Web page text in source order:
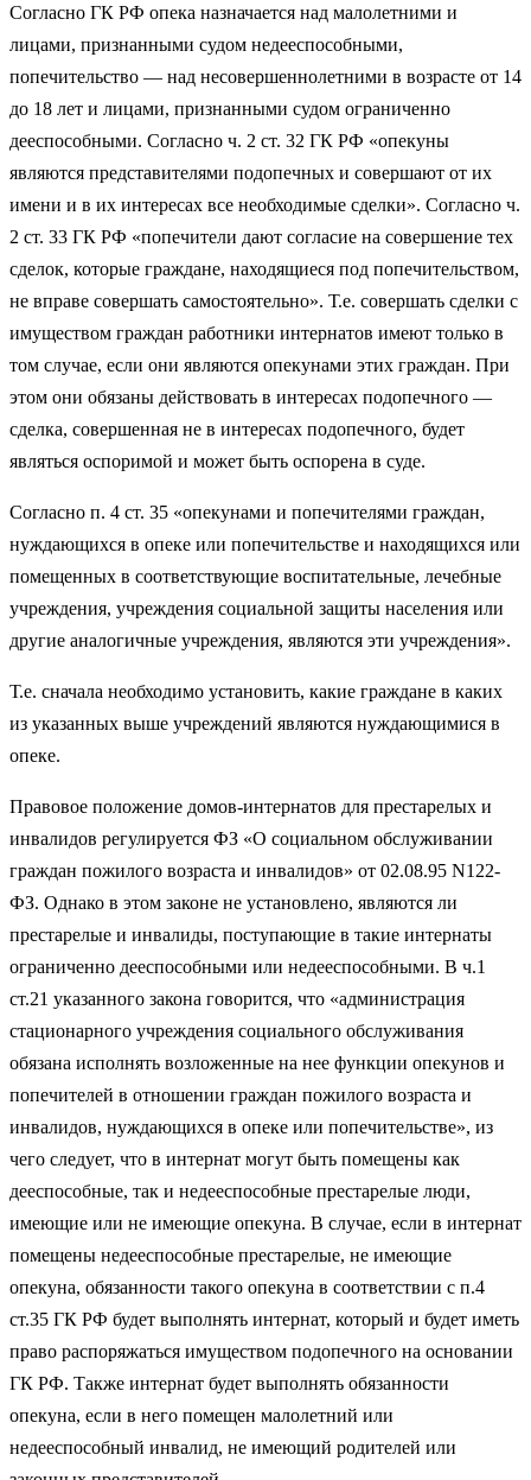
Согласно ГК РФ опека назначается над малолетними и
лицами, признанными судом недееспособными,
попечительство — над несовершеннолетними в возрасте от 14
до 18 лет и лицами, признанными судом ограниченно
дееспособными. Согласно ч. 2 ст. 32 ГК РФ «опекуны
являются представителями подопечных и совершают от их
имени и в их интересах все необходимые сделки». Согласно ч.
2 ст. 33 ГК РФ «попечители дают согласие на совершение тех
сделок, которые граждане, находящиеся под попечительством,
не вправе совершать самостоятельно». Т.е. совершать сделки с
имуществом граждан работники интернатов имеют только в
том случае, если они являются опекунами этих граждан. При
этом они обязаны действовать в интересах подопечного —
сделка, совершенная не в интересах подопечного, будет
являться оспоримой и может быть оспорена в суде.
Согласно п. 4 ст. 35 «опекунами и попечителями граждан,
нуждающихся в опеке или попечительстве и находящихся или
помещенных в соответствующие воспитательные, лечебные
учреждения, учреждения социальной защиты населения или
другие аналогичные учреждения, являются эти учреждения».
Т.е. сначала необходимо установить, какие граждане в каких
из указанных выше учреждений являются нуждающимися в
опеке.
Правовое положение домов-интернатов для престарелых и
инвалидов регулируется ФЗ «О социальном обслуживании
граждан пожилого возраста и инвалидов» от 02.08.95 N122-
ФЗ. Однако в этом законе не установлено, являются ли
престарелые и инвалиды, поступающие в такие интернаты
ограниченно дееспособными или недееспособными. В ч.1
ст.21 указанного закона говорится, что «администрация
стационарного учреждения социального обслуживания
обязана исполнять возложенные на нее функции опекунов и
попечителей в отношении граждан пожилого возраста и
инвалидов, нуждающихся в опеке или попечительстве», из
чего следует, что в интернат могут быть помещены как
дееспособные, так и недееспособные престарелые люди,
имеющие или не имеющие опекуна. В случае, если в интернат
помещены недееспособные престарелые, не имеющие
опекуна, обязанности такого опекуна в соответствии с п.4
ст.35 ГК РФ будет выполнять интернат, который и будет иметь
право распоряжаться имуществом подопечного на основании
ГК РФ. Также интернат будет выполнять обязанности
опекуна, если в него помещен малолетний или
недееспособный инвалид, не имеющий родителей или